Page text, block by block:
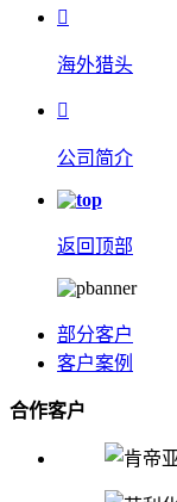

海外猎头

公司简介
返回顶部
部分客户
客户案例
合作客户